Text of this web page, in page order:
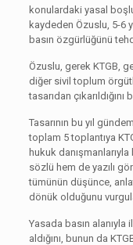
konulardaki yasal
kaydeden Özuslu, 5-6
basın özgürlüğünü
Özuslu, gerek KTGB,
diğer sivil toplum
tasarıdan çıkarıldığını
Tasarının bu yıl
toplam 5 toplantıya
hukuk danışmanlarıyla
sözlü hem de yazılı
tümünün düşünce,
dönük olduğunu
Yasada basın
aldığını, bunun da